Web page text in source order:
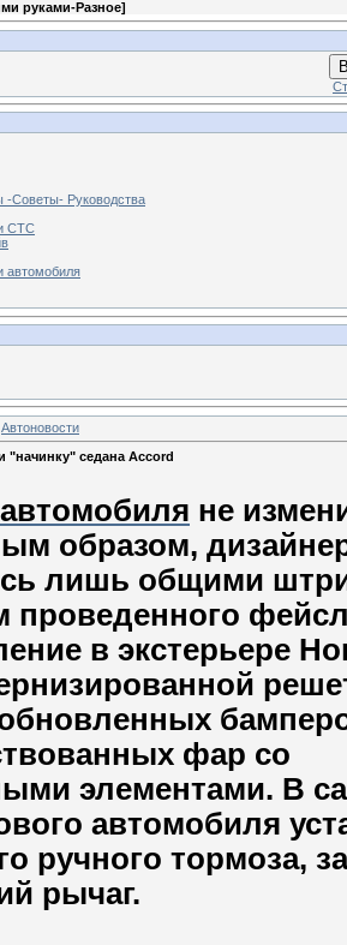
руками-Разное]
Руководства
СТС
автомобиля
Автоновости
"начинку" седана Accord
не
образом,
лишь общими
проведенного
в экстерьере
фар со
элементами. В
автомобиля
ручного тормоза,
рычаг.